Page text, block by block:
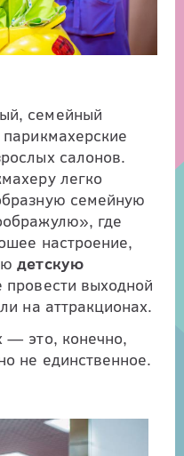
семейный
салонов.
легко
семейную
где
настроение,
детскую
провести выходной
на аттракционах.
— это, конечно,
не единственное.